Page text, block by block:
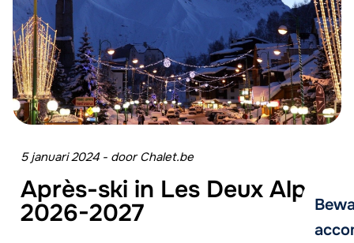
5 januari 2024 - doorChalet.be
Après-ski in Les Deux Alpes
2026-2027